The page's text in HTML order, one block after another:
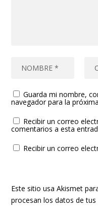
Guarda mi nombre,
navegador para la
Recibir un correo
comentarios a esta
Recibir un correo
Este sitio usa Akismet
procesan los datos de